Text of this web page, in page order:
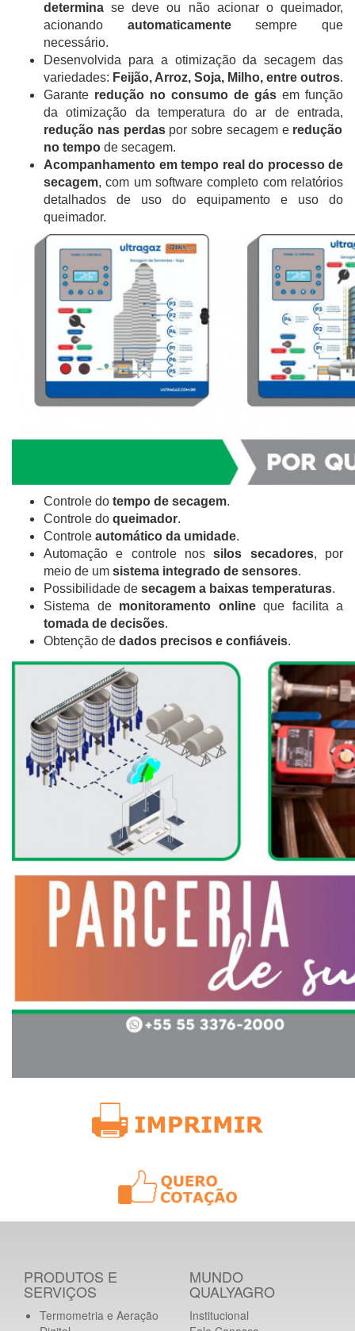
determina se deve ou não acionar o queimador,
acionando automaticamentesempre que
necessário.
Desenvolvida para a otimização da secagem das
variedades: Feijão, Arroz, Soja, Milho, entre outros.
Garante redução no consumo de gás em função
da otimização da temperatura do ar de entrada,
redução nas perdaspor sobre secagem e redução
no tempo de secagem.
Acompanhamento em tempo real do processo de
secagem, com um software completo com relatórios
detalhados de uso do equipamento e uso do
queimador.
Controle do tempo de secagem.
Controle do queimador.
Controle automático da umidade.
Automação e controle nossilos secadores, por
meio de um sistema integrado de sensores.
Possibilidade de secagem a baixas temperaturas.
Sistema de monitoramento onlineque facilita a
tomada de decisões.
Obtenção de dados precisos e confiáveis.
PRODUTOS E
SERVIÇOS
Termometria e Aeração
MUNDO
QUALYAGRO
Institucional